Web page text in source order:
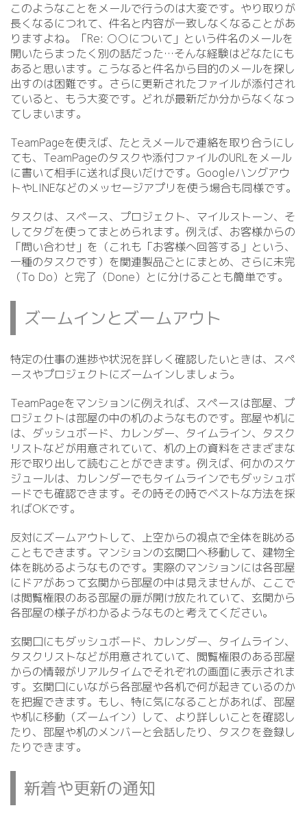
このようなことをメールで行うのは大変です。やり取りが
長くなるにつれて、件名と内容が一致しなくなることがあ
りますよね。「Re: ○○について」という件名のメールを
開いたらまったく別の話だった…そんな経験はどなたにも
あると思います。こうなると件名から目的のメールを探し
出すのは困難です。さらに更新されたファイルが添付され
ていると、もう大変です。どれが最新だか分からなくなっ
てしまいます。
TeamPageを使えば、たとえメールで連絡を取り合うにし
ても、TeamPageのタスクや添付ファイルのURLをメール
に書いて相手に送れば良いだけです。Googleハングアウ
トやLINEなどのメッセージアプリを使う場合も同様です。
タスクは、スペース、プロジェクト、マイルストーン、そ
してタグを使ってまとめられます。例えば、お客様からの
「問い合わせ」を（これも「お客様へ回答する」という、
一種のタスクです）を関連製品ごとにまとめ、さらに未完
（To Do）と完了（Done）とに分けることも簡単です。
ズームインとズームアウト
特定の仕事の進捗や状況を詳しく確認したいときは、スペ
ースやプロジェクトにズームインしましょう。
TeamPageをマンションに例えれば、スペースは部屋、プ
ロジェクトは部屋の中の机のようなものです。部屋や机に
は、ダッシュボード、カレンダー、タイムライン、タスク
リストなどが用意されていて、机の上の資料をさまざまな
形で取り出して読むことができます。例えば、何かのスケ
ジュールは、カレンダーでもタイムラインでもダッシュボ
ードでも確認できます。その時その時でベストな方法を採
ればOKです。
反対にズームアウトして、上空からの視点で全体を眺める
こともできます。マンションの玄関口へ移動して、建物全
体を眺めるようなものです。実際のマンションには各部屋
にドアがあって玄関から部屋の中は見えませんが、ここで
は閲覧権限のある部屋の扉が開け放たれていて、玄関から
各部屋の様子がわかるようなものと考えてください。
玄関口にもダッシュボード、カレンダー、タイムライン、
タスクリストなどが用意されていて、閲覧権限のある部屋
からの情報がリアルタイムでそれぞれの画面に表示されま
す。玄関口にいながら各部屋や各机で何が起きているのか
を把握できます。もし、特に気になることがあれば、部屋
や机に移動（ズームイン）して、より詳しいことを確認し
たり、部屋や机のメンバーと会話したり、タスクを登録し
たりできます。
新着や更新の通知